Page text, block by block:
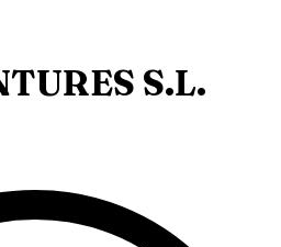
S.L.